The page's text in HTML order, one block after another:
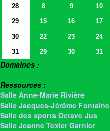
28
8 9 10
29
15 16 17
30
22 23 24
31
29 30 31
Domaines :
Ressources :
Salle Anne-Marie Rivière
Salle Jacques-Jérôme Fontaine
Salle des sports Octave Jus
Salle Jeanne Texier Garnier